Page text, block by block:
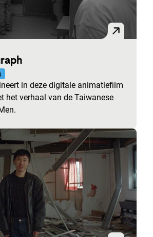
in deze digitale animatiefilm
het verhaal van de Taiwanese